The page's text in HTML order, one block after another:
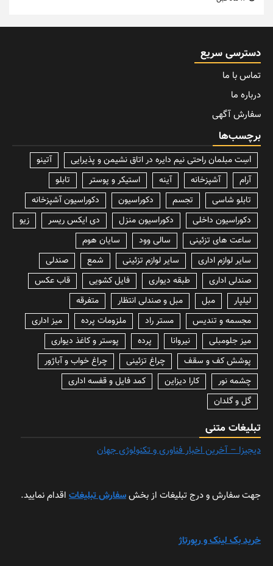
دسترسی سریع
تماس با ما
درباره ما
سفارش آگهی
برچسب‌ها
lسِت مبلمان راحتی نیم دایره در اتاق نشیمن و پذیرایی
آتینو
آرام
آشپزخانه آینه استیکر و پوستر
تابلو
تابلو شاسی
تجسم دکوراسیون
دکوراسیون آشپزخانه
دکوراسیون داخلی
دکوراسیون منزل دی ایکس ریسر
زیو
ساعت های تزئینی
سالی وود
سایان هوم
سایر لوازم اداری
سایر لوازم تزئینی شمع
صندلی
صندلی اداری
طبقه دیواری فایل کشویی
قاب عکس
لیلپار
مبل مبل و صندلی انتظار
متفرقه
مجسمه و تندیس
مستر راد ملزومات پرده
میز اداری
میز جلومبلی
نیروانا پرده
پوستر و کاغذ دیواری
پوشش کف و سقف
چراغ تزئینی
چراغ خواب و آباژور
چشمه نور
کارا دیزاین
کمد فایل و قفسه اداری
گل و گلدان
تبلیغات متنی
دیجیزا – آخرین اخبار فناوری و تکنولوژی جهان
جهت سفارش و درج تبلیغات از بخشسفارش تبلیغات اقدام نمایید.
خرید بک لینک و رپورتاژ